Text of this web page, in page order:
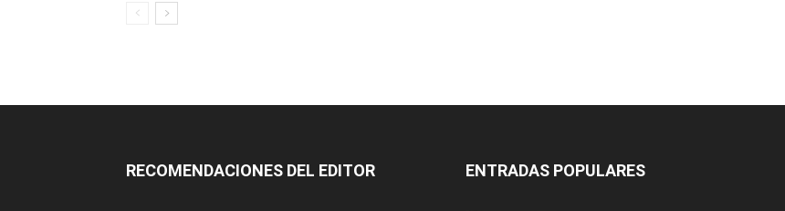
RECOMENDACIONES DEL EDITOR ENTRADAS POPULARES